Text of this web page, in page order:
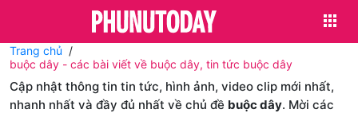
Trang chủ
buộc dây - các bài viết về buộc dây, tin tức buộc dây
Cập nhật thông tin tin tức, hình ảnh, video clip mới nhất,
nhanh nhất và đầy đủ nhất về chủ đề buộc dây. Mời các